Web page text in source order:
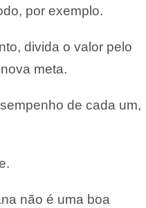
por exemplo.
divida o valor pelo
meta.
de cada um,
não é uma boa